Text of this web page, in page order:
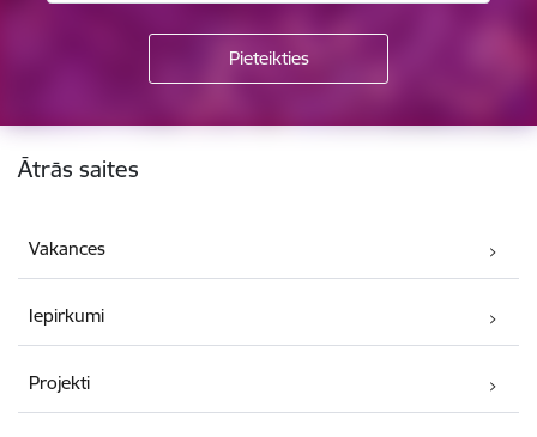
Kājene
Ātrās saites
Vakances
Iepirkumi
Projekti